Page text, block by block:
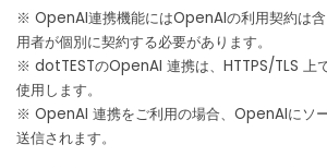
※ OpenAI連携機能にはOpenAIの利用契約は含
用者が個別に契約する必要があります。
※ dotTESTのOpenAI 連携は、HTTPS/TLS 上
使用します。
※ OpenAI 連携をご利用の場合、OpenAIにソ
送信されます。